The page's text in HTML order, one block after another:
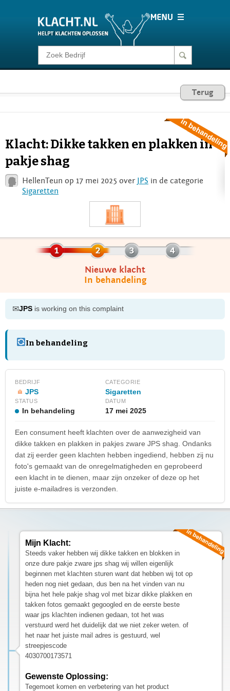
Klacht melden
Consumentenrecht
Voor Bedrijven
Login
Terug
Klacht: Dikke takken en plakken in
pakje shag
HellenTeun op 17 mei 2025 over JPS in de categorie
Sigaretten
Nieuwe klacht
In behandeling
✉JPS is working on this complaint
In behandeling
BEDRIJF
JPS
CATEGORIE
Sigaretten
STATUS
In behandeling
DATUM
17 mei 2025
Een consument heeft klachten over de aanwezigheid van
dikke takken en plakken in pakjes zware JPS shag. Ondanks
dat zij eerder geen klachten hebben ingediend, hebben zij nu
foto's gemaakt van de onregelmatigheden en geprobeerd
een klacht in te dienen, maar zijn onzeker of deze op het
juiste e-mailadres is verzonden.
Mijn Klacht:
Steeds vaker hebben wij dikke takken en blokken in
onze dure pakje zware jps shag wij willen eigenlijk
beginnen met klachten sturen want dat hebben wij tot op
heden nog niet gedaan, dus ben na het vinden van nu
bijna het hele pakje shag vol met bizar dikke plakken en
takken fotos gemaakt gegoogled en de eerste beste
waar jps klachten indienen gedaan, tot het was
verstuurd werd het duidelijk dat we niet zeker weten. of
het naar het juiste mail adres is gestuurd, wel
streepjescode
4030700173571
Gewenste Oplossing:
Tegemoet komen en verbetering van het product